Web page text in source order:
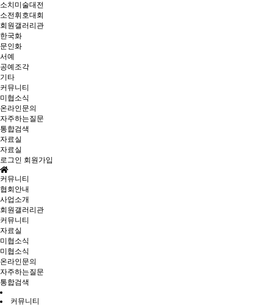
소치미술대전
소전휘호대회
회원갤러리관
한국화
문인화
서예
공예조각
기타
커뮤니티
미협소식
온라인문의
자주하는질문
통합검색
자료실
자료실
로그인 회원가입
커뮤니티
협회안내
사업소개
회원갤러리관
커뮤니티
자료실
미협소식
미협소식
온라인문의
자주하는질문
통합검색
커뮤니티